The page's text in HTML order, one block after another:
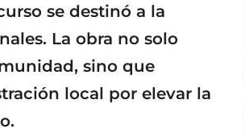
se destinó a la
La obra no solo
sino que
local por elevar la